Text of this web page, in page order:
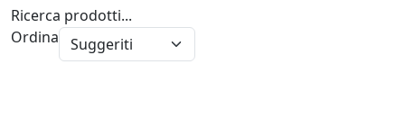
Ricerca prodotti...
Ordina